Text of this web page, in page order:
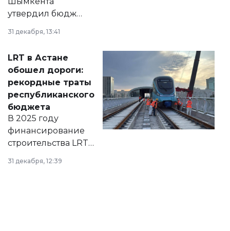
утвердил бюджет
города на 2026–
2028 годы.
документ
появился в базе
нормативных
правовых актов и
на сайте маслихат
города.
31 декабря, 13:41
LRT в Астане
обошел дороги:
рекордные траты
республиканского
бюджета
В 2025 году
финансирование
строительства LRT
в Астане из
республиканского
31 декабря, 12:39